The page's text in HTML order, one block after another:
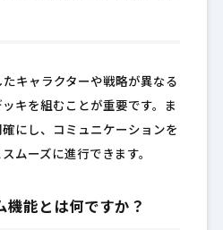
キャラクターや戦略が異なる
キを組むことが重要です。ま
にし、コミュニケーションを
ムーズに進行できます。
機能とは何ですか？